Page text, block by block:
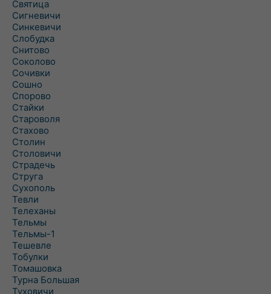
Святица
Сигневичи
Синкевичи
Слобудка
Снитово
Соколово
Сочивки
Сошно
Спорово
Стайки
Староволя
Стахово
Столин
Столовичи
Страдечь
Струга
Сухополь
Тевли
Телеханы
Тельмы
Тельмы-1
Тешевле
Тобулки
Томашовка
Турна Большая
Туховичи